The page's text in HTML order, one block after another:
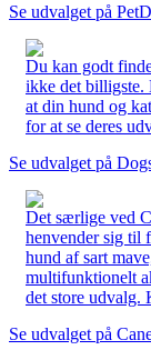
Se udvalget på
Du kan godt
ikke det billigste.
at din hund og
for at se deres
Se udvalget på
Det særlige ved
henvender sig til
hund af sart
multifunktionelt
det store udvalg.
Se udvalget på